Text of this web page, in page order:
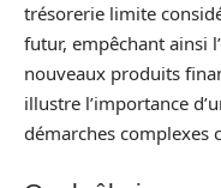
trésorerie limite
futur, empêchant ainsi
nouveaux produits
illustre l’importance
démarches complexes